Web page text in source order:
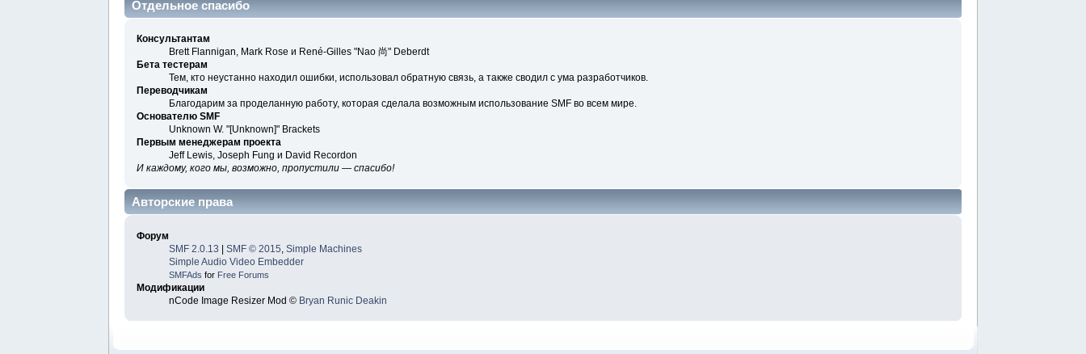
Отдельное спасибо
Консультантам
Brett Flannigan, Mark Rose и René-Gilles "Nao 尚" Deberdt
Бета тестерам
Тем, кто неустанно находил ошибки, использовал обратную связь, а также сводил с ума разработчиков.
Переводчикам
Благодарим за проделанную работу, которая сделала возможным использование SMF во всем мире.
Основателю SMF
Unknown W. "[Unknown]" Brackets
Первым менеджерам проекта
Jeff Lewis, Joseph Fung и David Recordon
И каждому, кого мы, возможно, пропустили — спасибо!
Авторские права
Форум
SMF 2.0.13 |SMF © 2015 ,Simple Machines
Simple Audio Video Embedder
SMFAds for Free Forums
Модификации
nCode Image Resizer Mod © Bryan Runic Deakin